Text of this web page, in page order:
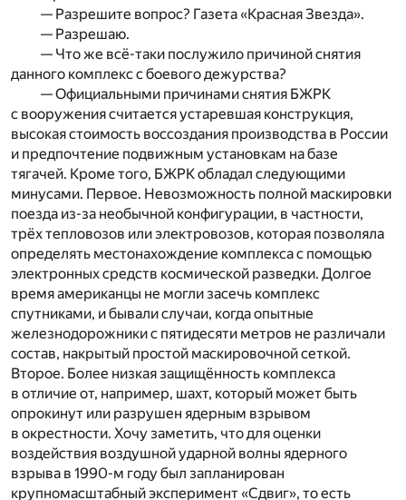
— Разрешите вопрос? Газета «Красная Звезда».
— Разрешаю.
— Что же всё-таки послужило причиной снятия
данного комплекс с боевого дежурства?
— Официальными причинами снятия БЖРК
с вооружения считается устаревшая конструкция,
высокая стоимость воссоздания производства в России
и предпочтение подвижным установкам на базе
тягачей. Кроме того, БЖРК обладал следующими
минусами. Первое. Невозможность полной маскировки
поезда из-за необычной конфигурации, в частности,
трёх тепловозов или электровозов, которая позволяла
определять местонахождение комплекса с помощью
электронных средств космической разведки. Долгое
время американцы не могли засечь комплекс
спутниками, и бывали случаи, когда опытные
железнодорожники с пятидесяти метров не различали
состав, накрытый простой маскировочной сеткой.
Второе. Более низкая защищённость комплекса
в отличие от, например, шахт, который может быть
опрокинут или разрушен ядерным взрывом
в окрестности. Хочу заметить, что для оценки
воздействия воздушной ударной волны ядерного
взрыва в 1990-м году был запланирован
крупномасштабный эксперимент «Сдвиг», то есть